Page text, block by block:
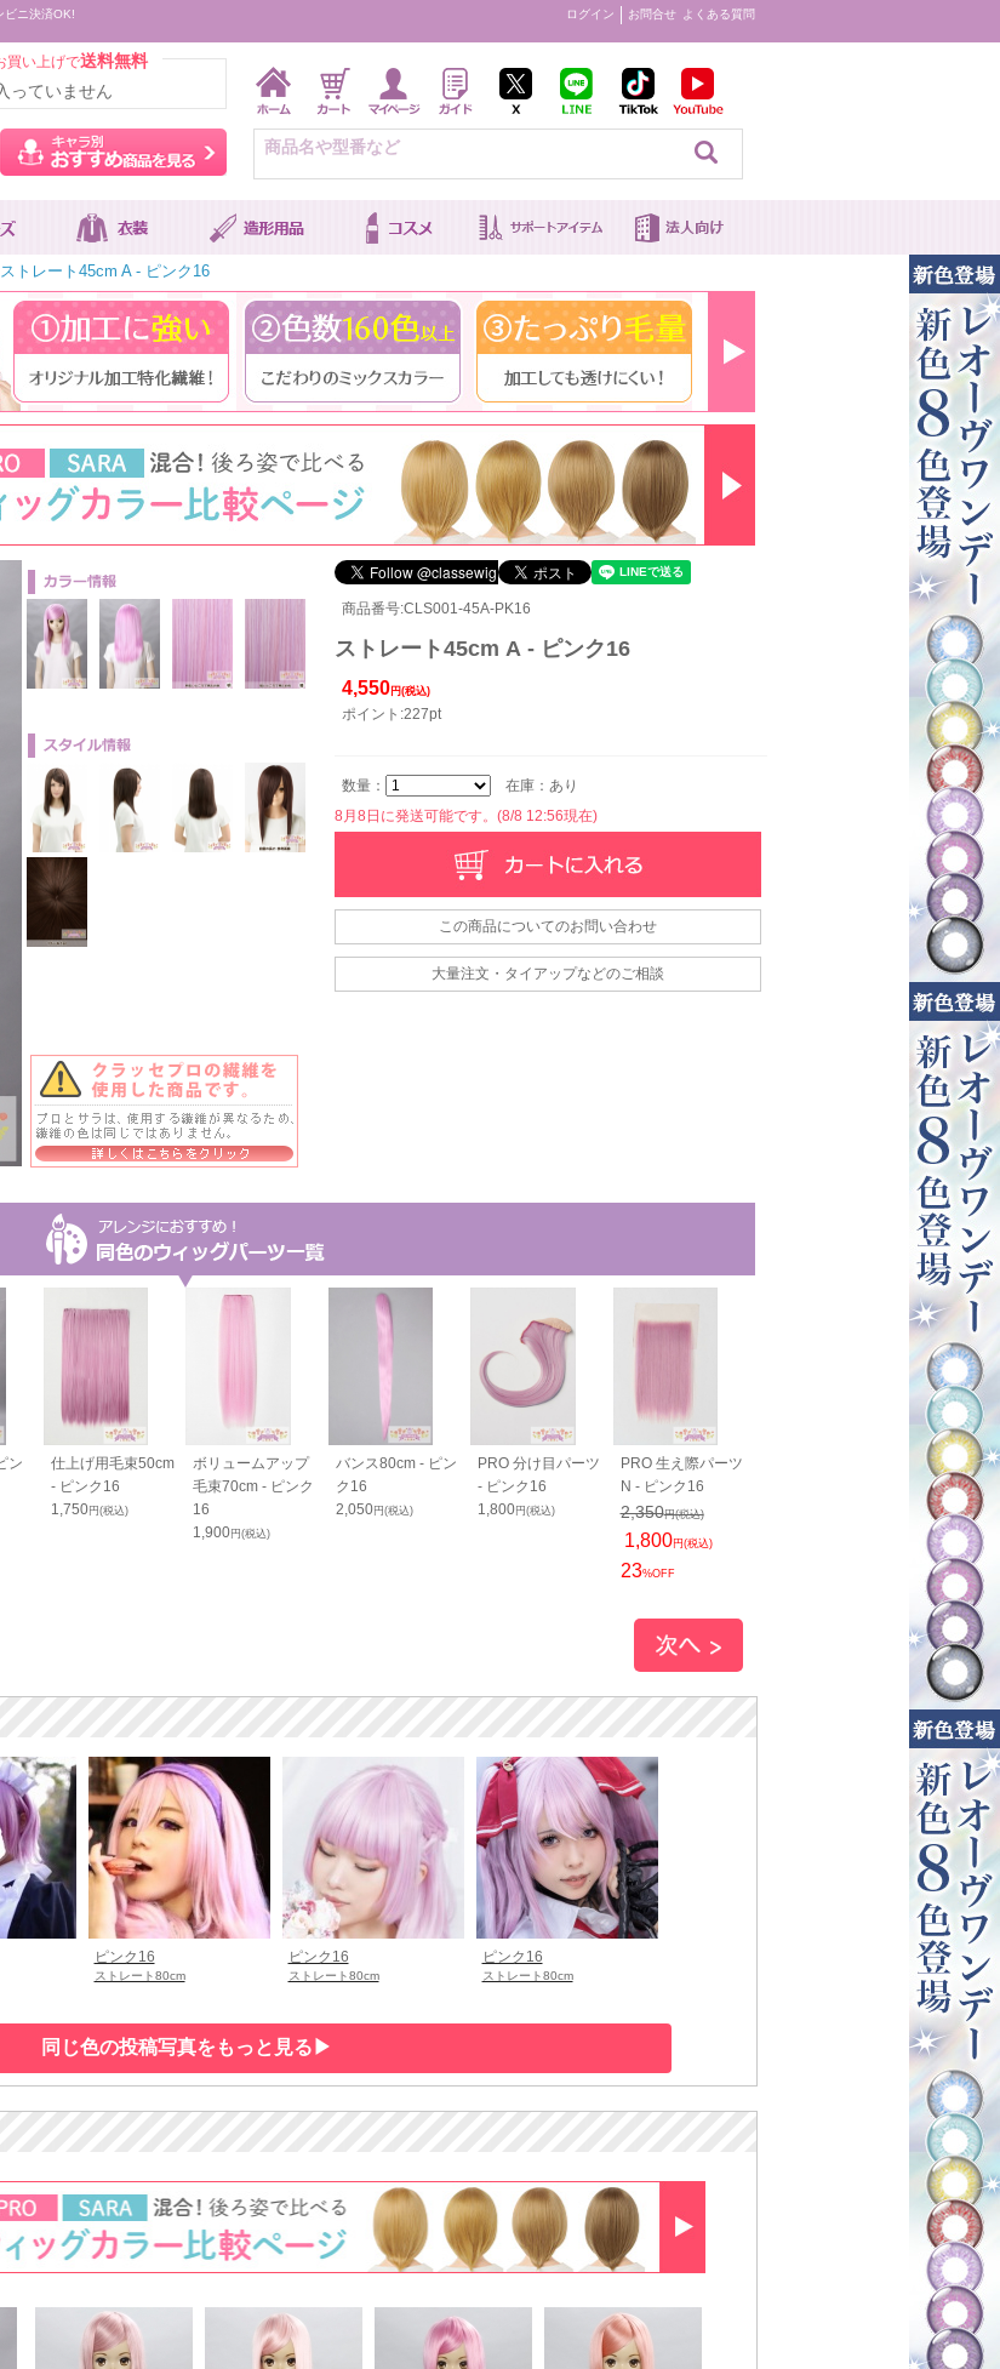
ビニ決済OK! ログイン お問合せ よくある質問
買い上げで送料無料
っていません
ィッグをカラーから探す キャラ別おすすめ商品を見る
ストレート45cm A - ピンク16
商品番号:CLS001-45A-PK16
ストレート45cm A - ピンク16
4,550 円(税込)
ポイント:227pt
数量：
在庫：あり
8月8日に発送可能です。(8/8 12:56現在)
この商品についてのお問い合わせ
大量注文・タイアップなどのご相談
ン
仕上げ用毛束50cm
- ピンク16
1,750円(税込)
ボリュームアップ
毛束70cm - ピンク
16
1,900円(税込)
バンス80cm - ピン
ク16
2,050円(税込)
PRO 分け目パーツ
- ピンク16
1,800円(税込)
PRO 生え際パーツ
N - ピンク16
2,350円(税込)
1,800円(税込)
23%OFF
毛束100cm -
ク16
1,400円(税込)
ピンク16
ストレート80cm
ピンク16
ストレート80cm
ピンク16
ストレート80cm